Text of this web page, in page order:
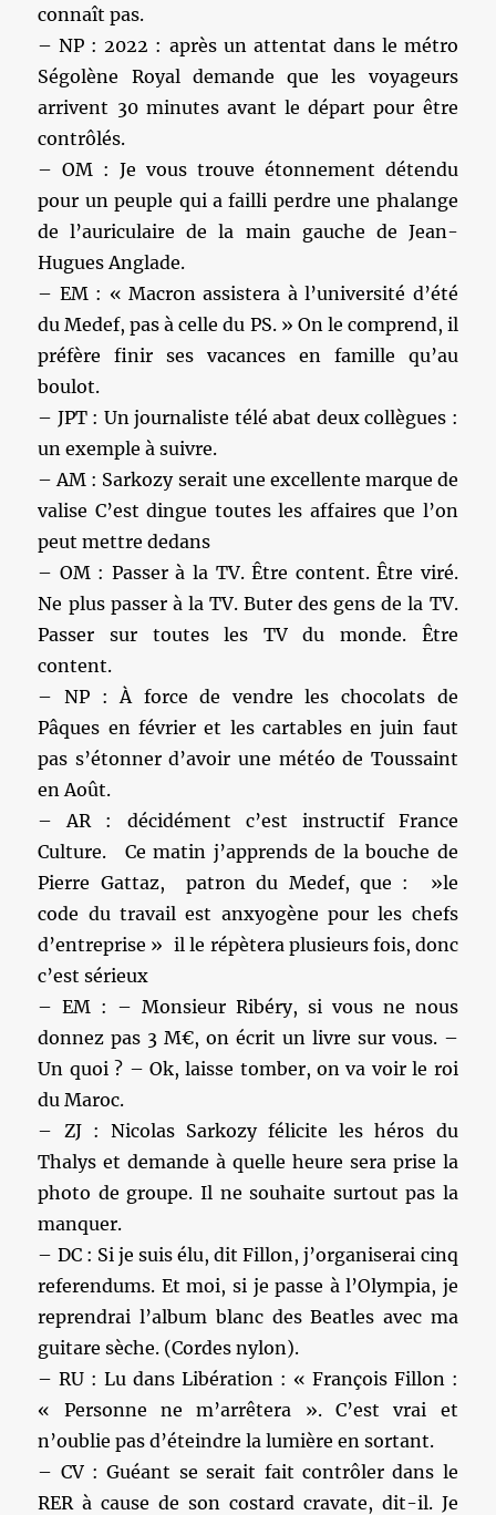
connaît pas.
– NP : 2022 : après un attentat dans le métro
Ségolène Royal demande que les voyageurs
arrivent 30 minutes avant le départ pour être
contrôlés.
– OM : Je vous trouve étonnement détendu
pour un peuple qui a failli perdre une phalange
de l’auriculaire de la main gauche de Jean-
Hugues Anglade.
– EM : « Macron assistera à l’université d’été
du Medef, pas à celle du PS. » On le comprend, il
préfère finir ses vacances en famille qu’au
boulot.
– JPT : Un journaliste télé abat deux collègues :
un exemple à suivre.
– AM : Sarkozy serait une excellente marque de
valise C’est dingue toutes les affaires que l’on
peut mettre dedans
– OM : Passer à la TV. Être content. Être viré.
Ne plus passer à la TV. Buter des gens de la TV.
Passer sur toutes les TV du monde. Être
content.
– NP : À force de vendre les chocolats de
Pâques en février et les cartables en juin faut
pas s’étonner d’avoir une météo de Toussaint
en Août.
– AR : décidément c’est instructif France
Culture. Ce matin j’apprends de la bouche de
Pierre Gattaz, patron du Medef, que : »le
code du travail est anxyogène pour les chefs
d’entreprise » il le répètera plusieurs fois, donc
c’est sérieux
– EM : – Monsieur Ribéry, si vous ne nous
donnez pas 3 M€, on écrit un livre sur vous. –
Un quoi ? – Ok, laisse tomber, on va voir le roi
du Maroc.
– ZJ : Nicolas Sarkozy félicite les héros du
Thalys et demande à quelle heure sera prise la
photo de groupe. Il ne souhaite surtout pas la
manquer.
– DC : Si je suis élu, dit Fillon, j’organiserai cinq
referendums. Et moi, si je passe à l’Olympia, je
reprendrai l’album blanc des Beatles avec ma
guitare sèche. (Cordes nylon).
– RU : Lu dans Libération : « François Fillon :
« Personne ne m’arrêtera ». C’est vrai et
n’oublie pas d’éteindre la lumière en sortant.
– CV : Guéant se serait fait contrôler dans le
RER à cause de son costard cravate, dit-il. Je